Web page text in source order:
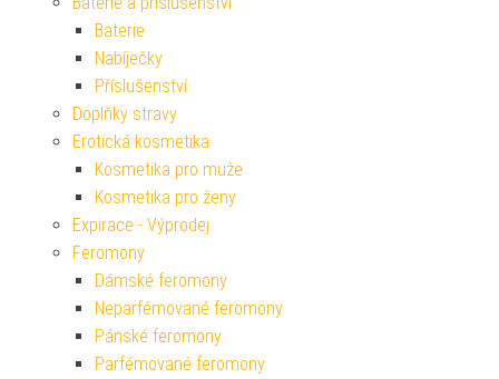
Baterie
Nabíječky
Příslušenství
Doplňky stravy
Erotická kosmetika
Kosmetika pro muže
Kosmetika pro ženy
Expirace - Výprodej
Feromony
Dámské feromony
Neparfémované feromony
Pánské feromony
Parfémované feromony